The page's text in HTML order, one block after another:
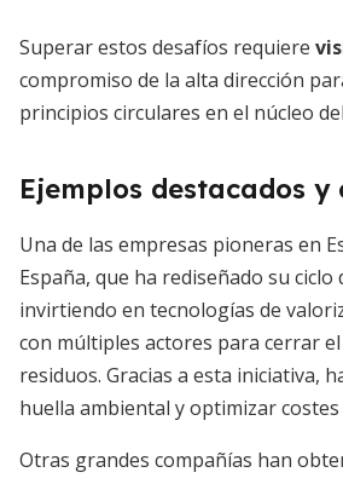
Superar estos desafíos requiere
compromiso de la alta dirección
principios circulares en el núcleo
Ejemplos destacados y
Una de las empresas pioneras en
España, que ha rediseñado su ciclo
invirtiendo en tecnologías de
con múltiples actores para cerrar el
residuos. Gracias a esta iniciativa,
huella ambiental y optimizar
Otras grandes compañías han